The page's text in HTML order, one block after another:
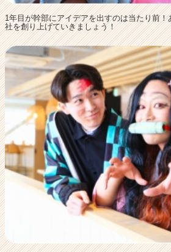
1年目が幹部にアイデアを出すのは当たり前
社を創り上げていきましょう！